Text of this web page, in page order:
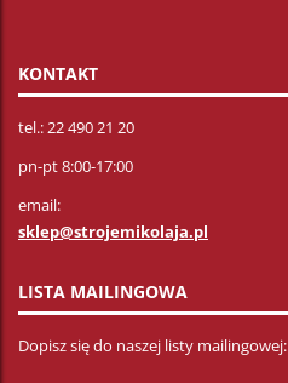
KONTAKT
tel.: 22 490 21 20
pn-pt 8:00-17:00
email:
sklep@strojemikolaja.pl
LISTA MAILINGOWA
Dopisz się do naszej listy mailingowej: